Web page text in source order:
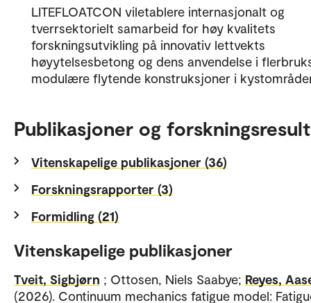
LITEFLOATCON viletablere internasjonalt og
tverrsektorielt samarbeid for høy kvalitets
forskningsutvikling på innovativ lettvekts
høyytelsesbetong og dens anvendelse i
modulære flytende konstruksjoner i
Publikasjoner og
Vitenskapelige publikasjoner (36)
Forskningsrapporter (3)
Formidling (21)
Vitenskapelige publikasjoner
Tveit, Sigbjørn ; Ottosen, Niels Saabye; Reyes,
(2026). Continuum mechanics fatigue model: